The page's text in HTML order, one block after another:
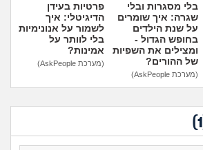
יוקר המחיה
גאווה
בלי מסגרות ובלי
שגרה: איך שומרים
על שנת הילדים
בחופש הגדול -
ומצילים את השפיות
של ההורים?
(מערכת AskPeople)
פרטיות בעידן
הדיגיטלי: איך
לשמור על אנונימיות
בלי לוותר על
אמינות?
(מערכת AskPeople)
1
)